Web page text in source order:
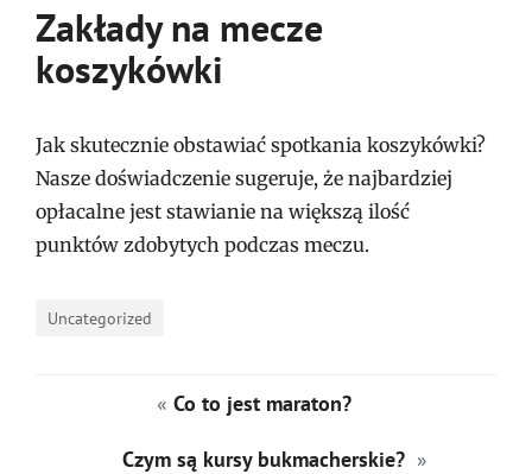
Zakłady na mecze
koszykówki
Jak skutecznie obstawiać spotkania koszykówki?
Nasze doświadczenie sugeruje, że najbardziej
opłacalne jest stawianie na większą ilość
punktów zdobytych podczas meczu.
Uncategorized
« Co to jest maraton?
Czym są kursy bukmacherskie? »